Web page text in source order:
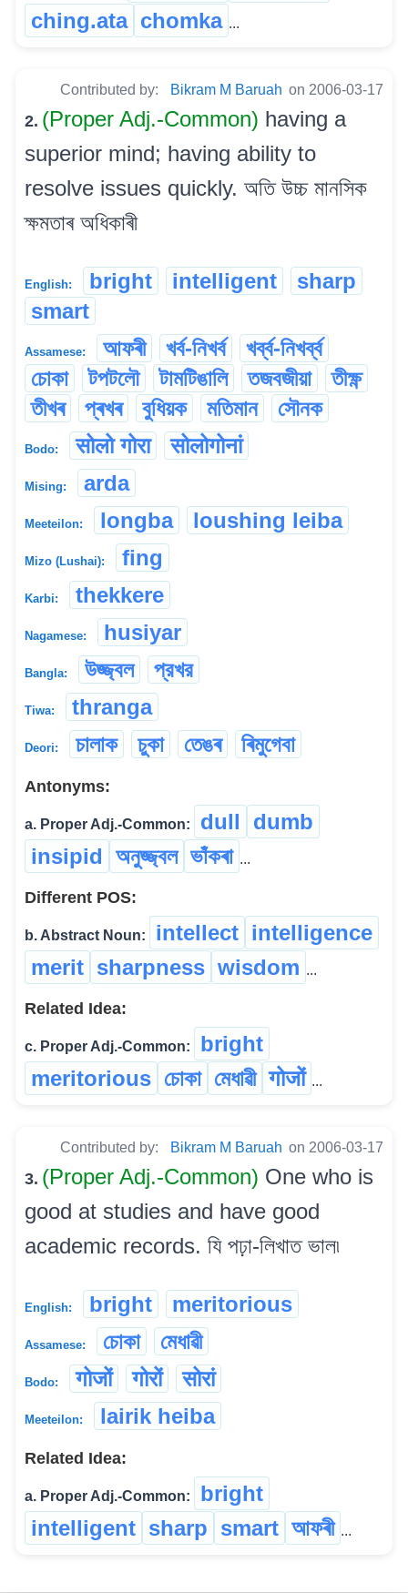
ching.ata chomka ...
Contributed by: Bikram M Baruah on 2006-03-17
2. (Proper Adj.-Common) having a
superior mind; having ability to
resolve issues quickly. অতি উচ্চ মানসিক
ক্ষমতাৰ অধিকাৰী
English: bright intelligent
sharp
smart
Assamese: আফৰী খৰ্ব-নিখৰ্ব
খৰ্ব্ব-নিখৰ্ব্ব
চোকা
টপটলৌ টামটিঙালি তজবজীয়া
তীক্ষ্ণ
তীখৰ
প্ৰখৰ বুধিয়ক মতিমান সৌনক
Bodo: सोलो गोरा सोलोगोनां
Mising: arda
Meeteilon: longba loushing leiba
Mizo (Lushai): fing
Karbi: thekkere
Nagamese: husiyar
Bangla: উজ্জ্বল প্রখর
Tiwa: thranga
Deori: চালাক চুকা তেঙৰ ৰিমুগেবা
Antonyms:
a. Proper Adj.-Common: dull
dumb
insipid অনুজ্জ্বল ভাঁকৰা ...
Different POS:
b. Abstract Noun: intellect intelligence
merit sharpness wisdom ...
Related Idea:
c. Proper Adj.-Common:
bright
meritorious চোকা মেধাৱী गोजों ...
Contributed by: Bikram M Baruah on 2006-03-17
3. (Proper Adj.-Common) One who is
good at studies and have good
academic records. যি পঢ়া-লিখাত ভাল৷
English: bright meritorious
Assamese: চোকা মেধাৱী
Bodo: गोजों गोरों सोरां
Meeteilon: lairik heiba
Related Idea:
a. Proper Adj.-Common:
bright
intelligent sharp smart আফৰী ...